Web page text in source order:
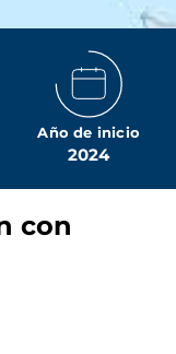
Año de inicio
2024
con